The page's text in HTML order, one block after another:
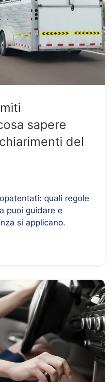
sapere
del
quali regole
puoi guidare e
si applicano.